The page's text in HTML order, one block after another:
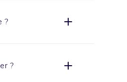
?
?